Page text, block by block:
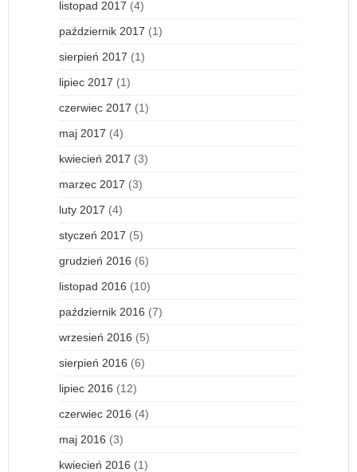
listopad 2017 (4)
październik 2017 (1)
sierpień 2017 (1)
lipiec 2017 (1)
czerwiec 2017 (1)
maj 2017 (4)
kwiecień 2017 (3)
marzec 2017 (3)
luty 2017 (4)
styczeń 2017 (5)
grudzień 2016 (6)
listopad 2016 (10)
październik 2016 (7)
wrzesień 2016 (5)
sierpień 2016 (6)
lipiec 2016 (12)
czerwiec 2016 (4)
maj 2016 (3)
kwiecień 2016 (1)